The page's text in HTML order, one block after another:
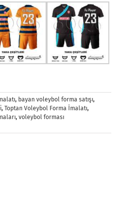
, bayan voleybol forma satışı,
, Toptan Voleybol Forma İmalatı,
, voleybol forması